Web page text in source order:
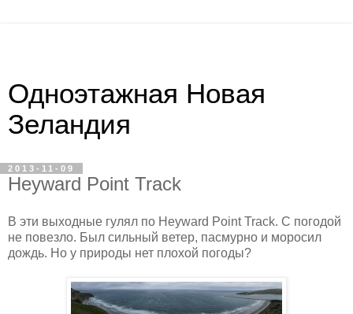
Одноэтажная Новая
Зеландия
2013-11-09
Heyward Point Track
В эти выходные гулял по Heyward Point Track. С погодой
не повезло. Был сильный ветер, пасмурно и моросил
дождь. Но у природы нет плохой погоды?